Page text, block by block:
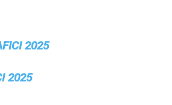
2025
2025